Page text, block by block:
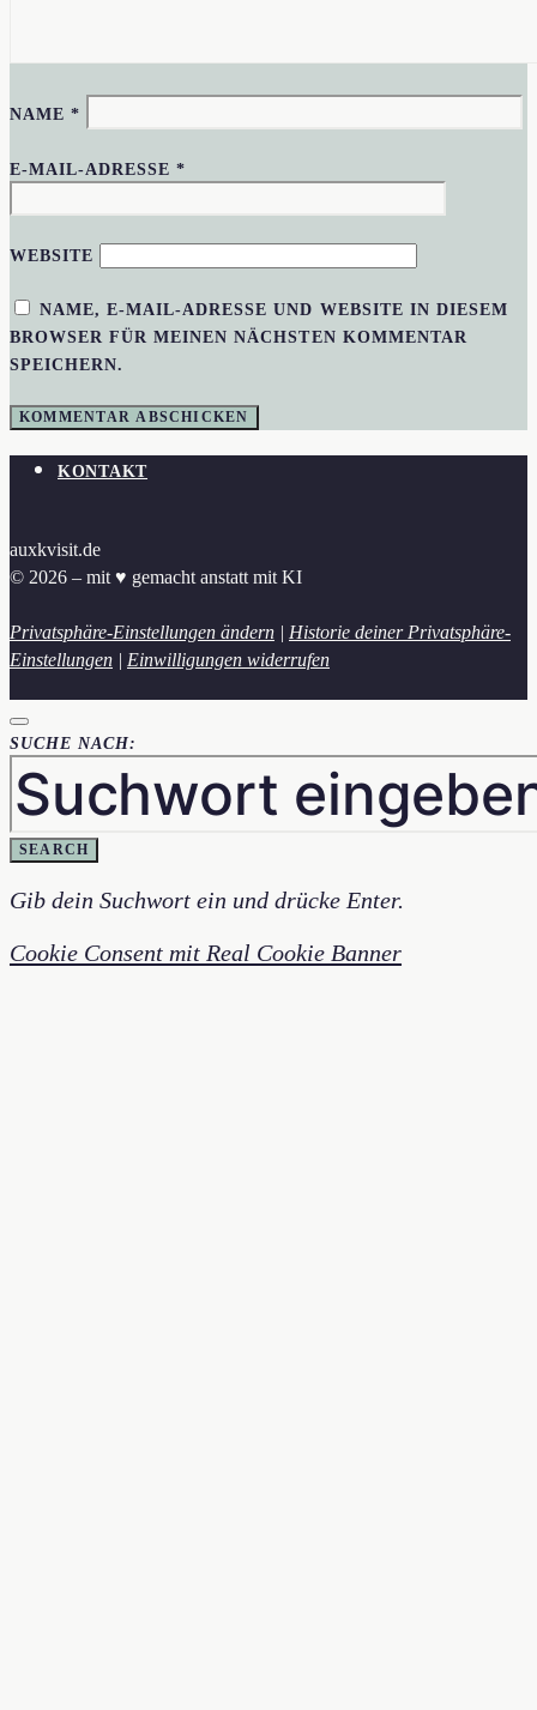
NAME*
E-MAIL-ADRESSE*
WEBSITE
NAME, E-MAIL-ADRESSE UND WEBSITE IN DIESEM
BROWSER FÜR MEINEN NÄCHSTEN KOMMENTAR
SPEICHERN.
KONTAKT
auxkvisit.de
© 2026 – mit ♥︎ gemacht anstatt mit KI
Privatsphäre-Einstellungen ändern | Historie deiner Privatsphäre-
Einstellungen | Einwilligungen widerrufen
SUCHE NACH:
SEARCH
Gib dein Suchwort ein und drücke Enter.
Cookie Consent mit Real Cookie Banner